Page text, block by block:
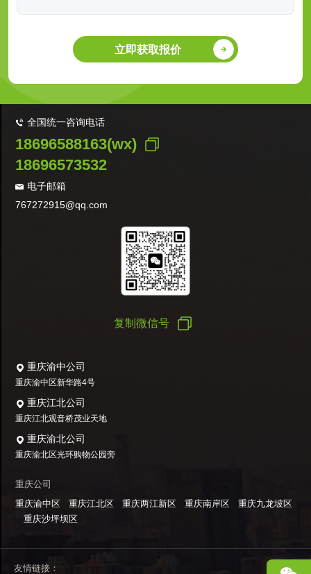
立即获取报价
全国统一咨询电话
18696588163(wx)
18696573532
电子邮箱
767272915@qq.com
复制微信号
重庆渝中公司
重庆渝中区新华路4号
重庆江北公司
重庆江北观音桥茂业天地
重庆渝北公司
重庆渝北区光环购物公园旁
重庆公司
重庆渝中区
重庆江北区 重庆两江新区 重庆南岸区
重庆九龙坡区
重庆沙坪坝区
友情链接：